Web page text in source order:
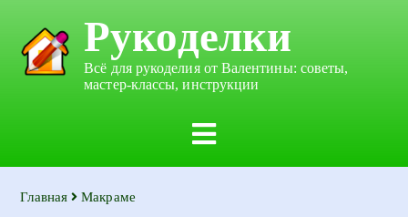
Рукоделки
Всё для рукоделия от Валентины: советы,
мастер-классы, инструкции
Главная Макраме